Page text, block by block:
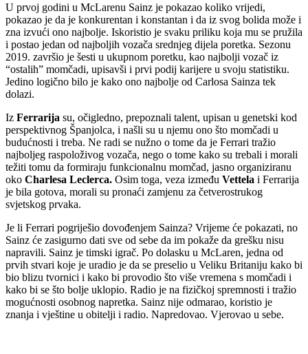
U prvoj godini u McLarenu Sainz je pokazao koliko vrijedi,
pokazao je da je konkurentan i konstantan i da iz svog bolida može i
zna izvući ono najbolje. Iskoristio je svaku priliku koja mu se pružila
i postao jedan od najboljih vozača srednjeg dijela poretka. Sezonu
2019. završio je šesti u ukupnom poretku, kao najbolji vozač iz
“ostalih” momčadi, upisavši i prvi podij karijere u svoju statistiku.
Jedino logično bilo je kako ono najbolje od Carlosa Sainza tek
dolazi.
Iz Ferrarija su, očigledno, prepoznali talent, upisan u genetski kod
perspektivnog Španjolca, i našli su u njemu ono što momčadi u
budućnosti i treba. Ne radi se nužno o tome da je Ferrari tražio
najboljeg raspoloživog vozača, nego o tome kako su trebali i morali
težiti tomu da formiraju funkcionalnu momčad, jasno organiziranu
oko Charlesa Leclerca. Osim toga, veza između Vettela i Ferrarija
je bila gotova, morali su pronaći zamjenu za četverostrukog
svjetskog prvaka.
Je li Ferrari pogriješio dovođenjem Sainza? Vrijeme će pokazati, no
Sainz će zasigurno dati sve od sebe da im pokaže da grešku nisu
napravili. Sainz je timski igrač. Po dolasku u McLaren, jedna od
prvih stvari koje je uradio je da se preselio u Veliku Britaniju kako bi
bio blizu tvornici i kako bi provodio što više vremena s momčadi i
kako bi se što bolje uklopio. Radio je na fizičkoj spremnosti i tražio
mogućnosti osobnog napretka. Sainz nije odmarao, koristio je
znanja i vještine u obitelji i radio. Napredovao. Vjerovao u sebe.